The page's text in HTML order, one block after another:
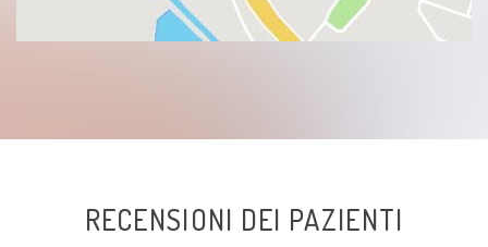
RECENSIONI DEI PAZIENTI